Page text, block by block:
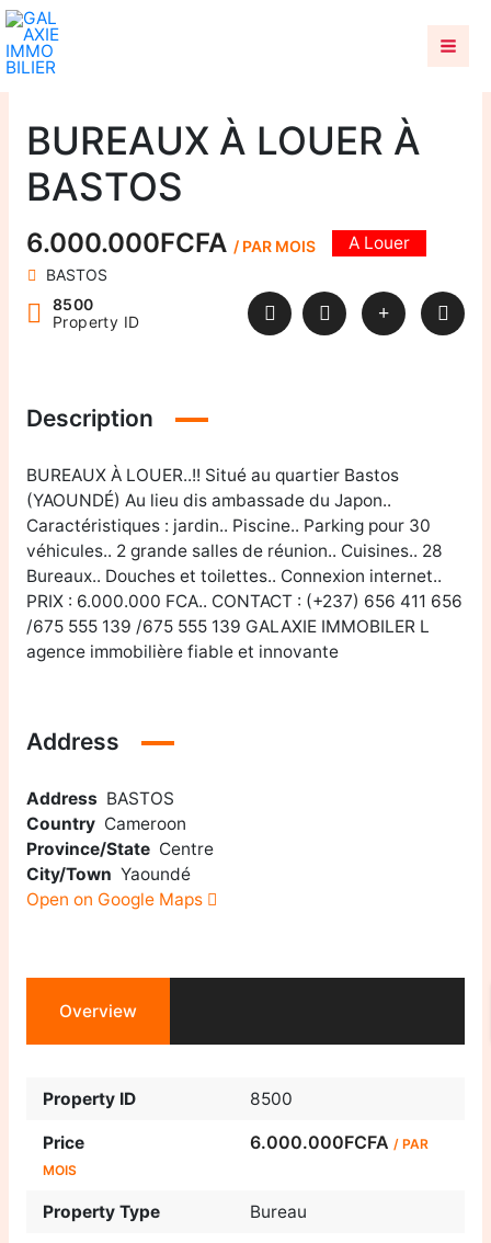
Aller
contenu
BUREAUX À LOUER À
BASTOS
6.000.000FCFA / PAR MOIS A Louer
BASTOS
8500
Property ID
Description
BUREAUX À LOUER..!! Situé au quartier Bastos
(YAOUNDÉ) Au lieu dis ambassade du Japon..
Caractéristiques : jardin.. Piscine.. Parking pour 30
véhicules.. 2 grande salles de réunion.. Cuisines.. 28
Bureaux.. Douches et toilettes.. Connexion internet..
PRIX : 6.000.000 FCA.. CONTACT : (+237) 656 411 656
/675 555 139 /675 555 139 GALAXIE IMMOBILER L
agence immobilière fiable et innovante
Address
Address BASTOS
Country Cameroon
Province/State Centre
City/Town Yaoundé
Open on Google Maps
Overview
Property ID 8500
Price 6.000.000FCFA / PAR
MOIS
Property Type Bureau